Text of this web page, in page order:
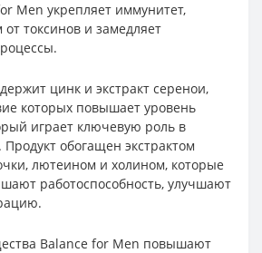
Men укрепляет иммунитет,
токсинов и замедляет
цинк и экстракт серенои,
которых повышает уровень
играет ключевую роль в
обогащен экстрактом
лютеином и холином, которые
работоспособность, улучшают
Balance for Men повышают